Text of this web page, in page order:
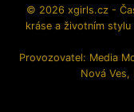
© 2026 xgirls.cz -
kráse a životním
Provozovatel: Media
Nová Ves,